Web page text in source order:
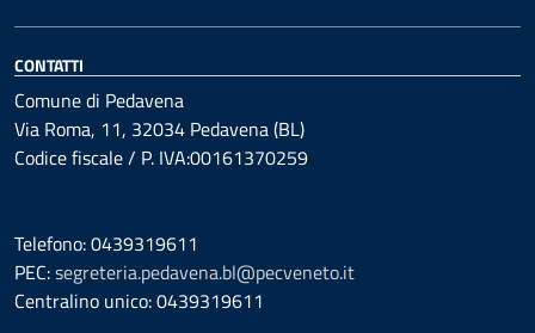
CONTATTI
Comune di Pedavena
Via Roma, 11, 32034 Pedavena (BL)
Codice fiscale / P. IVA:00161370259
Telefono: 0439319611
PEC:segreteria.pedavena.bl@pecveneto.it
Centralino unico: 0439319611